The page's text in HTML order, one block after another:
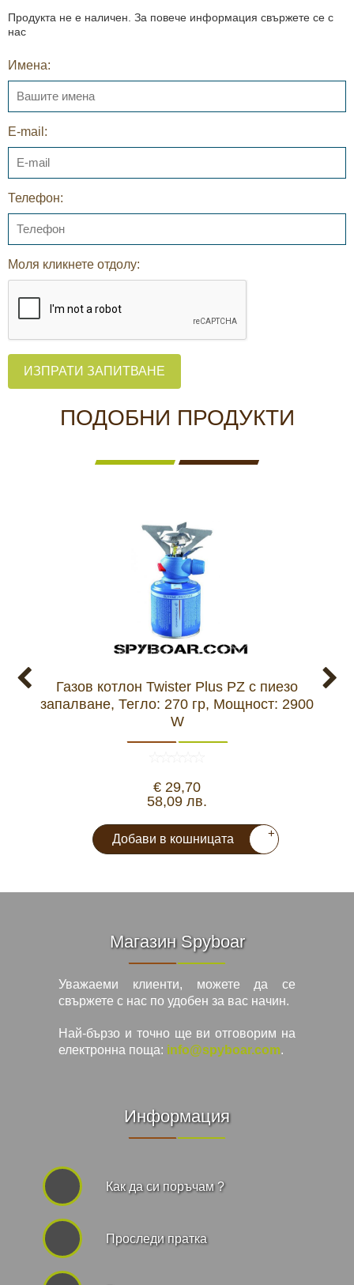
Продукта не е наличен. За повече информация свържете се с
нас
Имена:
E-mail:
Телефон:
Моля кликнете отдолу:
ИЗПРАТИ ЗАПИТВАНЕ
ПОДОБНИ ПРОДУКТИ
Газов котлон Twister Plus PZ с пиезо
запалване, Тегло: 270 гр, Мощност: 2900
W
€ 29,70
58,09 лв.
Добави в кошницата +
Магазин Spyboar
Уважаеми клиенти, можете да се
свържете с нас по удобен за вас начин.
Най-бързо и точно ще ви отговорим на
електронна поща: info@spyboar.com.
Информация
Как да си поръчам ?
Проследи пратка